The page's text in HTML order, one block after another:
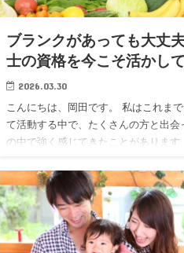
ブランクがあっても大丈
士の資格を今こそ活かし
2026.03.30
こんにちは、岡田です。 私はこれま
て活動する中で、たくさんの方と出会
の中で強く感じてきたことがあります
てしまっている…